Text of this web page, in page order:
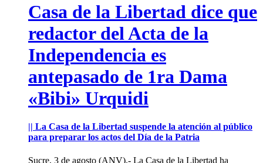
Casa de la Libertad dice que
redactor del Acta de la
Independencia es
antepasado de 1ra Dama
«Bibi» Urquidi
|| La Casa de la Libertad suspende la atención al público
para preparar los actos del Día de la Patria
Sucre, 3 de agosto (ANV).- La Casa de la Libertad ha